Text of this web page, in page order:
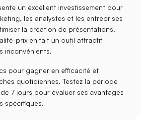
un excellent investissement pour
, les analystes et les entreprises
la création de présentations.
prix en fait un outil attractif
inconvénients.
pour gagner en efficacité et
quotidiennes. Testez la période
de 7 jours pour évaluer ses avantages
spécifiques.